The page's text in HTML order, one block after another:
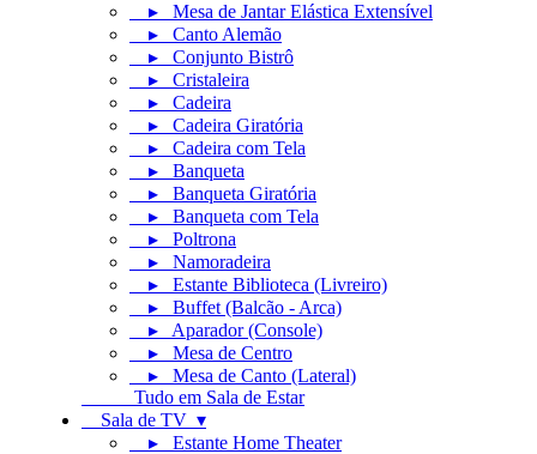
▸ Mesa de Jantar Elástica Extensível
▸ Canto Alemão
▸ Conjunto Bistrô
▸ Cristaleira
▸ Cadeira
▸ Cadeira Giratória
▸ Cadeira com Tela
▸ Banqueta
▸ Banqueta Giratória
▸ Banqueta com Tela
▸ Poltrona
▸ Namoradeira
▸ Estante Biblioteca (Livreiro)
▸ Buffet (Balcão - Arca)
▸ Aparador (Console)
▸ Mesa de Centro
▸ Mesa de Canto (Lateral)
Tudo em Sala de Estar
Sala de TV ▾
▸ Estante Home Theater